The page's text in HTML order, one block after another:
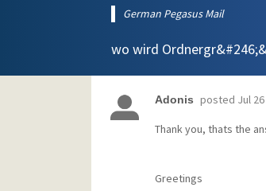
German Pegasus Mail
wo wird
Adonis posted Jul
Thank you, thats the
Greetings